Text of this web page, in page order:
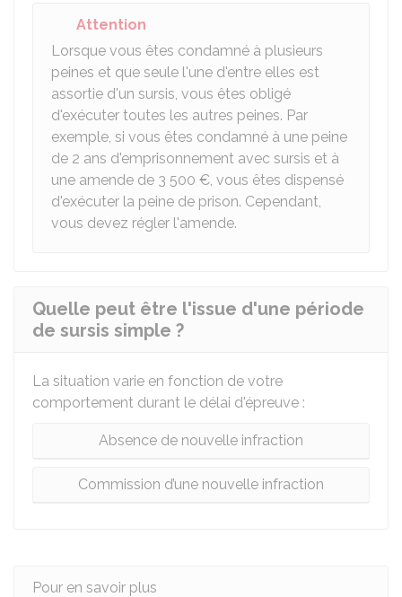
Attention
Lorsque vous êtes condamné à plusieurs
peines et que seule l'une d'entre elles est
assortie d'un sursis, vous êtes obligé
d'exécuter toutes les autres peines. Par
exemple, si vous êtes condamné à une peine
de 2 ans d'emprisonnement avec sursis et à
une amende de 3 500 €, vous êtes dispensé
d'exécuter la peine de prison. Cependant,
vous devez régler l'amende.
Quelle peut être l'issue d'une période
de sursis simple ?
La situation varie en fonction de votre
comportement durant le délai d'épreuve :
Absence de nouvelle infraction
Commission d’une nouvelle infraction
Pour en savoir plus